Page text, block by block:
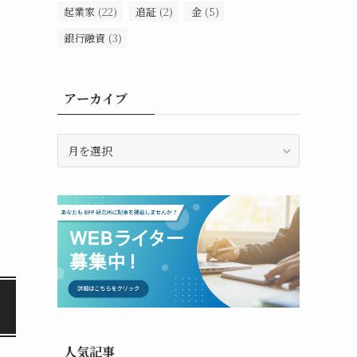
起業家 (22) 追証 (2) 金 (5)
銀行融資 (3)
アーカイブ
イ
ブ
人気記事